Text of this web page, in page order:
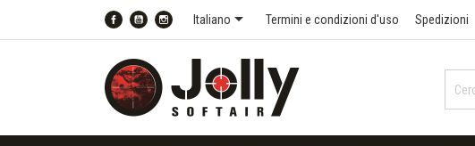
FacebookYouTube
Italiano Termini e condizioni d'uso Spedizioni